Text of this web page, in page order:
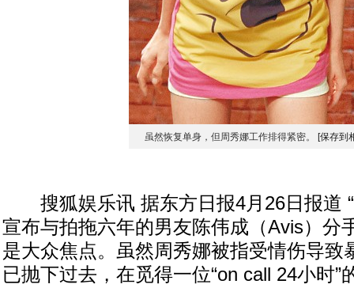
虽然恢复单身，但周秀娜工作排得紧密。 [保存到
搜狐娱乐讯 据东方日报4月26日报道 “
宣布与拍拖六年的男友陈伟成（Avis）分
是大众焦点。虽然周秀娜被指受情伤导致
已抛下过去，在觅得一位“on call 24小时”